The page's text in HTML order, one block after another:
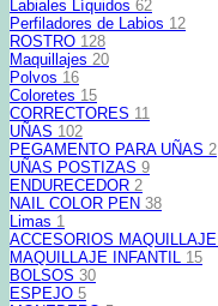
Labiales Líquidos 62
Perfiladores de Labios 12
ROSTRO 128
Maquillajes 20
Polvos 16
Coloretes 15
CORRECTORES 11
UÑAS 102
PEGAMENTO PARA UÑAS 2
UÑAS POSTIZAS 9
ENDURECEDOR 2
NAIL COLOR PEN 38
Limas 1
ACCESORIOS MAQUILLAJE
MAQUILLAJE INFANTIL 15
BOLSOS 30
ESPEJO 5